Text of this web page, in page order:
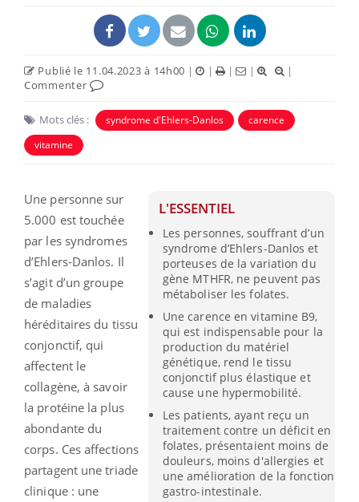
Publié le 11.04.2023 à 14h00 | | | |
|
Commenter
Mots clés : syndrome d'Ehlers-Danlos
carence
vitamine
L'ESSENTIEL
Les personnes, souffrant d’un
syndrome d’Ehlers-Danlos et
porteuses de la variation du
gène MTHFR, ne peuvent pas
métaboliser les folates.
Une carence en vitamine B9,
qui est indispensable pour la
production du matériel
génétique, rend le tissu
conjonctif plus élastique et
cause une hypermobilité.
Les patients, ayant reçu un
traitement contre un déficit en
folates, présentaient moins de
douleurs, moins d'allergies et
une amélioration de la fonction
gastro-intestinale.
Une personne sur
5.000 est touchée
par les syndromes
d’Ehlers-Danlos. Il
s’agit d’un groupe
de maladies
héréditaires du tissu
conjonctif, qui
affectent le
collagène, à savoir
la protéine la plus
abondante du
corps. Ces affections
partagent une triade
clinique : une